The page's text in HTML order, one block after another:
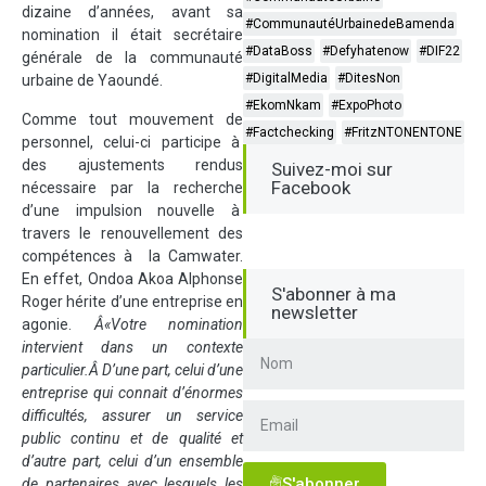
dizaine d’années, avant sa
nomination il était secrétaire
générale de la communauté
urbaine de Yaoundé.
Comme tout mouvement de
personnel, celui-ci participe à
des ajustements rendus
nécessaire par la recherche
d’une impulsion nouvelle à
travers le renouvellement des
compétences à la Camwater.
En effet, Ondoa Akoa Alphonse
Roger hérite d’une entreprise en
agonie. Â«Votre nomination
intervient dans un contexte
particulier.Â D’une part, celui d’une
entreprise qui connait d’énormes
difficultés, assurer un service
public continu et de qualité et
d’autre part, celui d’un ensemble
#CommunautéUrbainedeBamenda
#DataBoss
#Defyhatenow
#DIF22
#DigitalMedia
#DitesNon
#EkomNkam
#ExpoPhoto
#Factchecking
#FritzNTONENTONE
Suivez-moi sur
Facebook
S'abonner à ma
newsletter